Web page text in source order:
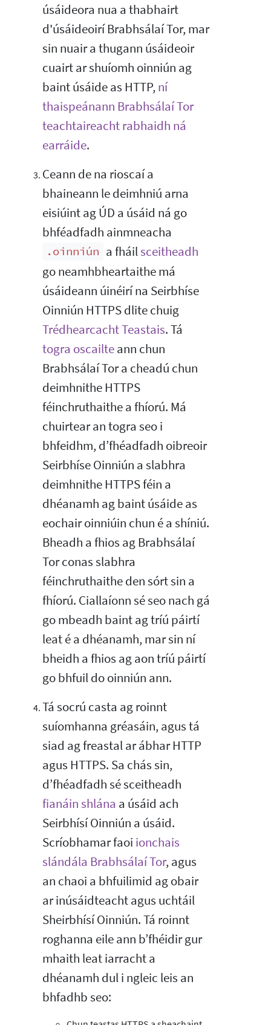
úsáideora nua a thabhairt
d'úsáideoirí Brabhsálaí Tor, mar
sin nuair a thugann úsáideoir
cuairt ar shuíomh oinniún ag
baint úsáide as HTTP,ní
thaispeánann Brabhsálaí Tor
teachtaireacht rabhaidh ná
earráide.
Ceann de na rioscaí a
bhaineann le deimhniú arna
eisiúint ag ÚD a úsáid ná go
bhféadfadh ainmneacha
.oinniún a fháilsceitheadh
go neamhbheartaithe má
úsáideann úinéirí na Seirbhíse
Oinniún HTTPS dlite chuig
Trédhearcacht Teastais. Tá
togra oscailteann chun
Brabhsálaí Tor a cheadú chun
deimhnithe HTTPS
féinchruthaithe a fhíorú. Má
chuirtear an togra seo i
bhfeidhm, d’fhéadfadh oibreoir
Seirbhíse Oinniún a slabhra
deimhnithe HTTPS féin a
dhéanamh ag baint úsáide as
eochair oinniúin chun é a shíniú.
Bheadh a fhios ag Brabhsálaí
Tor conas slabhra
féinchruthaithe den sórt sin a
fhíorú. Ciallaíonn sé seo nach gá
go mbeadh baint ag tríú páirtí
leat é a dhéanamh, mar sin ní
bheidh a fhios ag aon tríú páirtí
go bhfuil do oinniún ann.
Tá socrú casta ag roinnt
suíomhanna gréasáin, agus tá
siad ag freastal ar ábhar HTTP
agus HTTPS. Sa chás sin,
d’fhéadfadh sé sceitheadh
fianáin shlána a úsáid ach
Seirbhísí Oinniún a úsáid.
Scríobhamar faoi ionchais
slándála Brabhsálaí Tor, agus
an chaoi a bhfuilimid ag obair
ar inúsáidteacht agus uchtáil
Sheirbhísí Oinniún. Tá roinnt
roghanna eile ann b’fhéidir gur
mhaith leat iarracht a
dhéanamh dul i ngleic leis an
bhfadhb seo: